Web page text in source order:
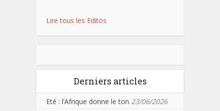
Lire tous les Editos
Derniers articles
Eté : l’Afrique donne le ton 23/06/2026